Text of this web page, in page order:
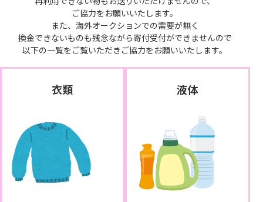
ご協力をお願いいたします。
また、海外オークションでの需要が無く
換金できないものも残念ながら寄付受付ができませんので
以下の一覧をご覧いただきご協力をお願いいたします。
衣類 液体